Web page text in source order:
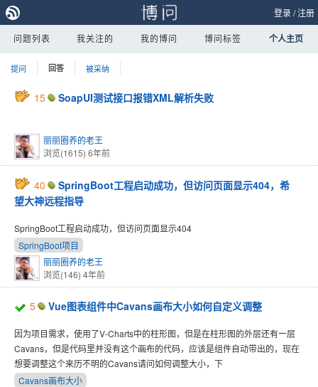
登录/注册
问题列表 我关注的 我的博问 博问标签 个人主页
提问 回答 被采纳
15 SoapUI测试接口报错XML解析失败
丽丽圈养的老王
浏览(1615) 6年前
40
SpringBoot工程启动成功，但访问页面显示404，希
望大神远程指导
SpringBoot工程启动成功，但访问页面显示404
SpringBoot项目
丽丽圈养的老王
浏览(146) 4年前
5 Vue图表组件中Cavans画布大小如何自定义调整
因为项目需求，使用了V-Charts中的柱形图，但是在柱形图的外层还有一层
Cavans，但是代码里并没有这个画布的代码，应该是组件自动带出的，现在
想要调整这个来历不明的Cavans请问如何调整大小，下
Cavans画布大小